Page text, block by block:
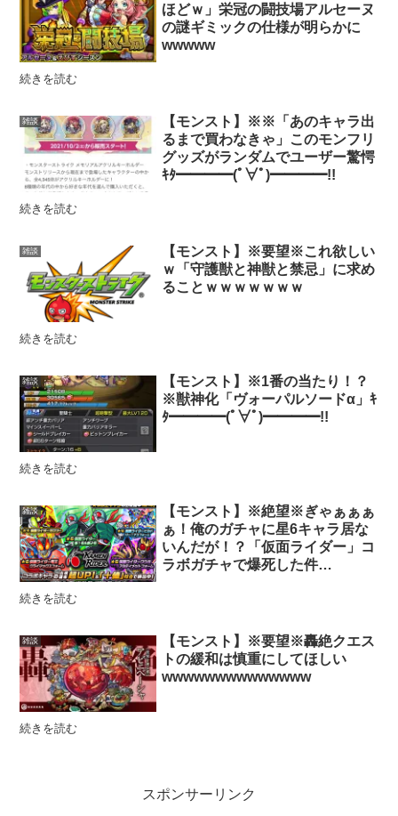
ほどｗ」栄冠の闘技場アルセーヌ
の謎ギミックの仕様が明らかに
wwwww
続きを読む
雑談
【モンスト】※※「あのキャラ出
るまで買わなきゃ」このモンフリ
グッズがランダムでユーザー驚愕
ｷﾀ━━━━(ﾟ∀ﾟ)━━━━!!
続きを読む
雑談
【モンスト】※要望※これ欲しい
ｗ「守護獣と神獣と禁忌」に求め
ることｗｗｗｗｗｗｗ
続きを読む
雑談
【モンスト】※1番の当たり！？
※獣神化「ヴォーパルソードα」ｷ
ﾀ━━━━(ﾟ∀ﾟ)━━━━!!
続きを読む
雑談
【モンスト】※絶望※ぎゃぁぁぁ
ぁ！俺のガチャに星6キャラ居な
いんだが！？「仮面ライダー」コ
ラボガチャで爆死した件…
続きを読む
雑談
【モンスト】※要望※轟絶クエス
トの緩和は慎重にしてほしい
wwwwwwwwwwwwww
続きを読む
スポンサーリンク